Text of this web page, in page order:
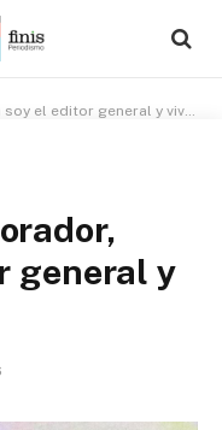
editor general y vivo de esto»
general y